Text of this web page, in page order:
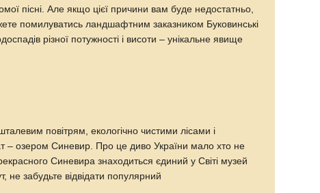
пісні. Але якщо цієї причини вам буде недостатньо,
помилуватись ландшафтним заказником Буковинські
різної потужності і висоти – унікальне явище
повітрям, екологічно чистими лісами і
– озером Синевир. Про це диво України мало хто не
Синевира знаходиться єдиний у Світі музей
не забудьте відвідати популярний